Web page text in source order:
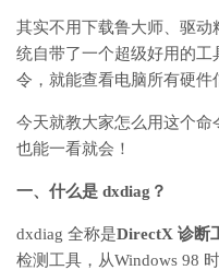
其实不用下载鲁大师、驱动
统自带了一个超级好用的工
令，就能查看电脑所有硬件
今天就教大家怎么用这个命
也能一看就会！
一、什么是 dxdiag ？
dxdiag 全称是DirectX 诊断
检测工具 ，从Windows 98